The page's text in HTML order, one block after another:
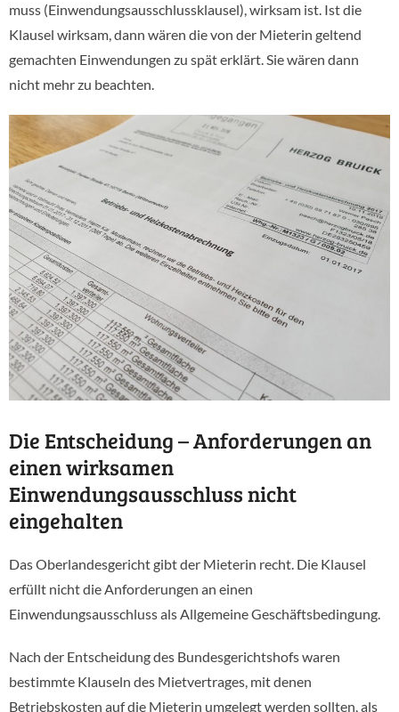
muss (Einwendungsausschlussklausel), wirksam ist. Ist die
Klausel wirksam, dann wären die von der Mieterin geltend
gemachten Einwendungen zu spät erklärt. Sie wären dann
nicht mehr zu beachten.
Die Entscheidung – Anforderungen an
einen wirksamen
Einwendungsausschluss nicht
eingehalten
Das Oberlandesgericht gibt der Mieterin recht. Die Klausel
erfüllt nicht die Anforderungen an einen
Einwendungsausschluss als Allgemeine Geschäftsbedingung.
Nach der Entscheidung des Bundesgerichtshofs waren
bestimmte Klauseln des Mietvertrages, mit denen
Betriebskosten auf die Mieterin umgelegt werden sollten, als